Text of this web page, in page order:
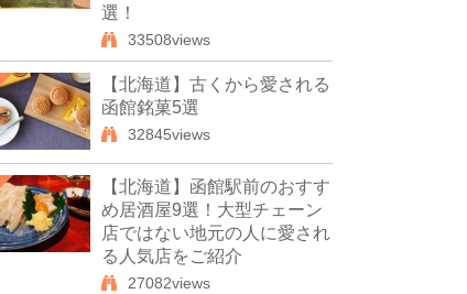
選！
33508views
【北海道】古くから愛される
函館銘菓5選
32845views
【北海道】函館駅前のおすす
め居酒屋9選！大型チェーン
店ではない地元の人に愛され
る人気店をご紹介
27082views